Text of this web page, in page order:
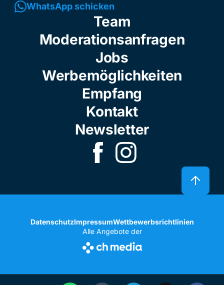
WhatsApp schicken
Team
Moderationsanfragen
Jobs
Werbemöglichkeiten
Empfang
Kontakt
Newsletter
DatenschutzImpressumWettbewerbsrichtlinien
Alle Angebote der